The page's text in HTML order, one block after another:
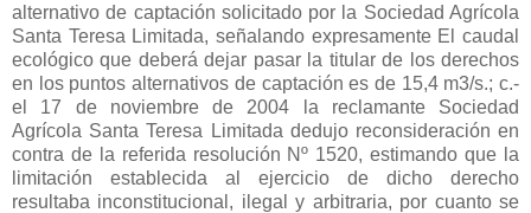
alternativo de captación solicitado por la Sociedad Agrícola
Santa Teresa Limitada, señalando expresamente El caudal
ecológico que deberá dejar pasar la titular de los derechos
en los puntos alternativos de captación es de 15,4 m3/s.; c.-
el 17 de noviembre de 2004 la reclamante Sociedad
Agrícola Santa Teresa Limitada dedujo reconsideración en
contra de la referida resolución Nº 1520, estimando que la
limitación establecida al ejercicio de dicho derecho
resultaba inconstitucional, ilegal y arbitraria, por cuanto se